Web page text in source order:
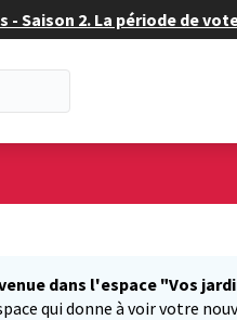
Saison 2. La période de
dans l'espace "Vos
qui donne à voir votre